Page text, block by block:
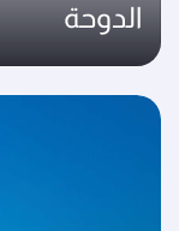
الدوحة